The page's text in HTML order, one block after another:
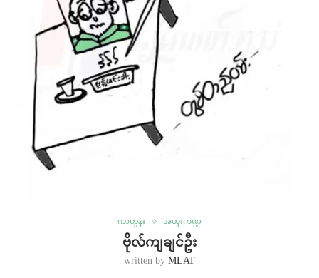
ကာတွန်း အထူးကဏ္ဍ
ဗိုလ်ကျချင်ဦး
written by MLAT